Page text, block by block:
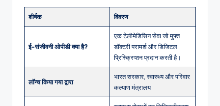
शीर्षक विवरण
ई-संजीवनी ओपीडी क्या है?
एक टेलीमेडिसिन सेवा जो मुफ्त
डॉक्टरी परामर्श और डिजिटल
प्रिस्क्रिप्शन प्रदान करती है।
लॉन्च किया गया द्वारा
भारत सरकार, स्वास्थ्य और परिवार
कल्याण मंत्रालय